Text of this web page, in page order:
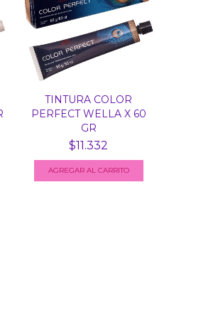
TINTURA COLOR
PERFECT WELLA X 60
GR
$11.332